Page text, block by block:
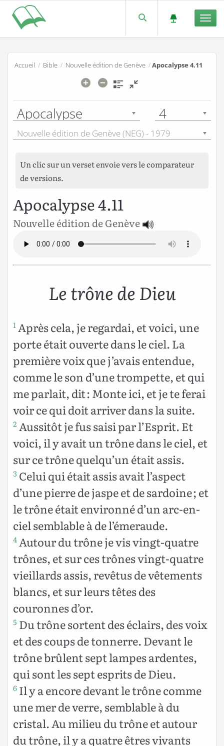
Accueil / Bible / Nouvelle édition de Genève /Apocalypse 4.11
Apocalypse 4
Nouvelle édition de Genève (NEG) - 1979
Un clic sur un verset envoie vers le comparateur
de versions.
Apocalypse 4.11
Nouvelle édition de Genève
Le trône de Dieu
1Après cela, je regardai, et voici, une
porte était ouverte dans le ciel. La
première voix que j’avais entendue,
comme le son d’une trompette, et qui
me parlait, dit : Monte ici, et je te ferai
voir ce qui doit arriver dans la suite.
2 Aussitôt je fus saisi par l’Esprit. Et
voici, il y avait un trône dans le ciel, et
sur ce trône quelqu’un était assis.
3 Celui qui était assis avait l’aspect
d’une pierre de jaspe et de sardoine ; et
le trône était environné d’un arc-en-
ciel semblable à de l’émeraude.
4Autour du trône je vis vingt-quatre
trônes, et sur ces trônes vingt-quatre
vieillards assis, revêtus de vêtements
blancs, et sur leurs têtes des
couronnes d’or.
5 Du trône sortent des éclairs, des voix
et des coups de tonnerre. Devant le
trône brûlent sept lampes ardentes,
qui sont les sept esprits de Dieu.
6 Il y a encore devant le trône comme
une mer de verre, semblable à du
cristal. Au milieu du trône et autour
du trône, il y a quatre êtres vivants